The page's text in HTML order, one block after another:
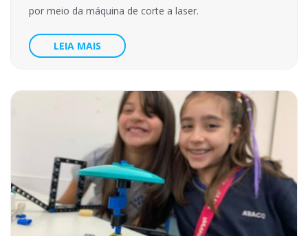
por meio da máquina de corte a laser.
LEIA MAIS